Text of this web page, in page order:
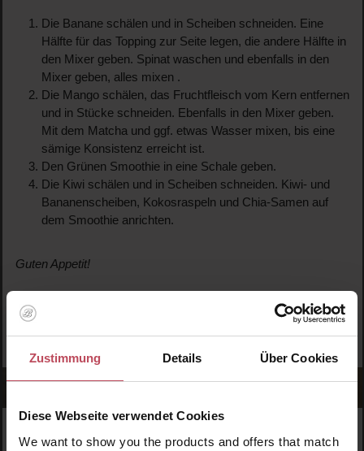
Zustimmung Details Über Cookies
Diese Webseite verwendet Cookies
We want to show you the products and offers that match
Die Banane schälen und in Scheiben schneiden. Eine
Hälfte für das Topping zur Seite legen, die andere Hälfte in
den Mixer geben. Spinat waschen und ebenfalls in den
Mixer geben, alles mixen .
Die Mango schälen, das Fruchtfleisch vom Kern entfernen
und in Stücke schneiden. Ebenfalls in den Mixer geben.
Mit dem Matcha und ggf. etwas Wasser mixen, bis eine
sämige Konsistenz erreicht ist.
Den Grünen Smoothie in eine Schale geben.
Die Kiwi schälen und in Scheiben schneiden. Kiwi- und
Bananenscheiben, Kokosraspeln und Chia-Samen auf
dem Smoothie anrichten.
Guten Appetit!
WERDE TEIL DER LOOK BEAUTIFUL-FAMILIE